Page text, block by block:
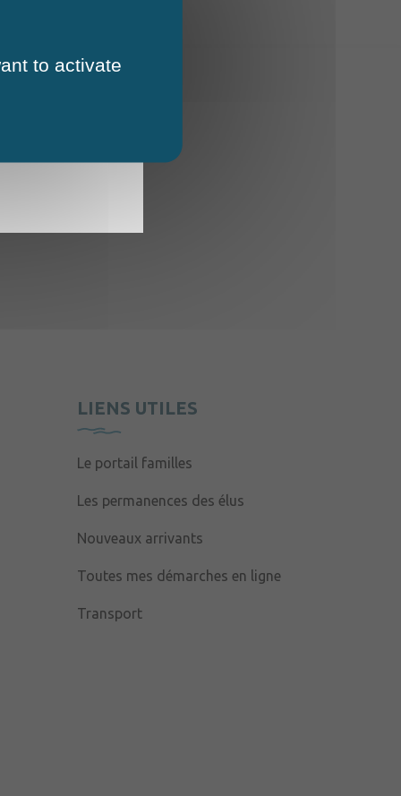
LIENS UTILES
Le portail familles
Les permanences des élus
Nouveaux arrivants
Toutes mes démarches en ligne
Transport
to activate